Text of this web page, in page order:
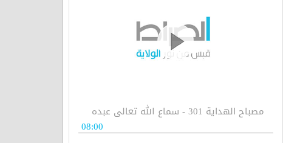
مصباح الهداية 301 - سماع الله تعالى عبده
08:00